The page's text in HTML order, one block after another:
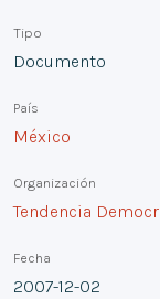
Tipo
Documento
País
México
Organización
Tendencia
Fecha
2007-12-02